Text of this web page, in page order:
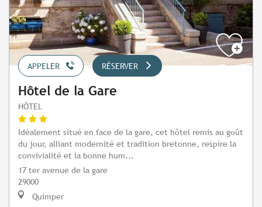
APPELER RÉSERVER
Hôtel de la Gare
HÔTEL
Idéalement situé en face de la gare, cet hôtel remis au goût
du jour, alliant modernité et tradition bretonne, respire la
convivialité et la bonne hum...
17 ter avenue de la gare
29000
Quimper